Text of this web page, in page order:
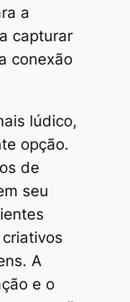
a
capturar
conexão
lúdico,
opção.
de
seu
A
e o